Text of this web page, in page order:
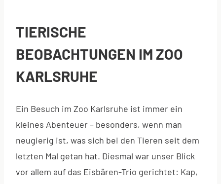
TIERISCHE
BEOBACHTUNGEN IM ZOO
KARLSRUHE
Ein Besuch im Zoo Karlsruhe ist immer ein
kleines Abenteuer – besonders, wenn man
neugierig ist, was sich bei den Tieren seit dem
letzten Mal getan hat. Diesmal war unser Blick
vor allem auf das Eisbären-Trio gerichtet: Kap,